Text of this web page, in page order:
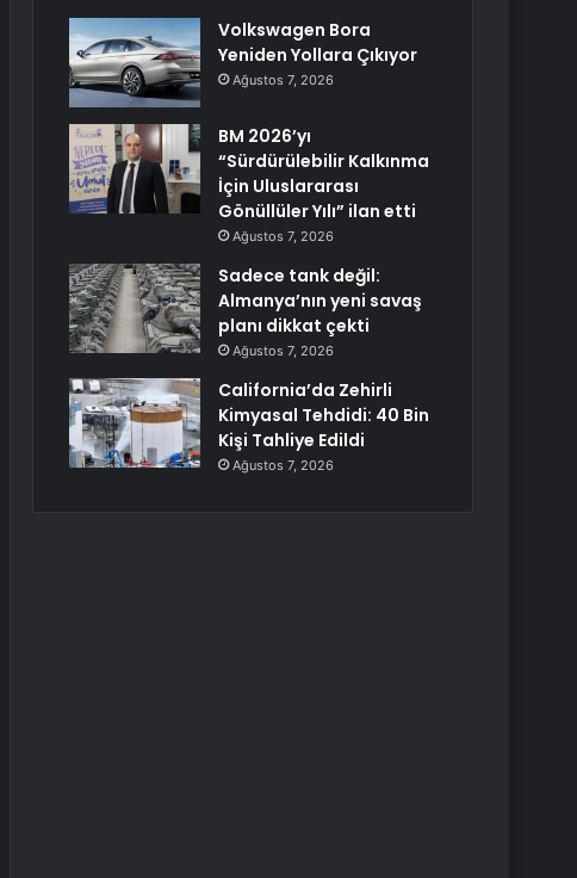
Volkswagen Bora
Yeniden Yollara Çıkıyor
Ağustos 7, 2026
BM 2026’yı
“Sürdürülebilir Kalkınma
İçin Uluslararası
Gönüllüler Yılı” ilan etti
Ağustos 7, 2026
Sadece tank değil:
Almanya’nın yeni savaş
planı dikkat çekti
Ağustos 7, 2026
California’da Zehirli
Kimyasal Tehdidi: 40 Bin
Kişi Tahliye Edildi
Ağustos 7, 2026